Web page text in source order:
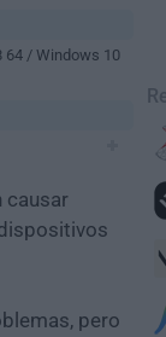
64 / Windows 10
causar
pero